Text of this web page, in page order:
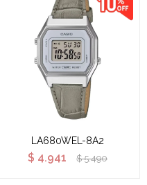
LA680WEL-8A2
$ 4.941 $ 5.490